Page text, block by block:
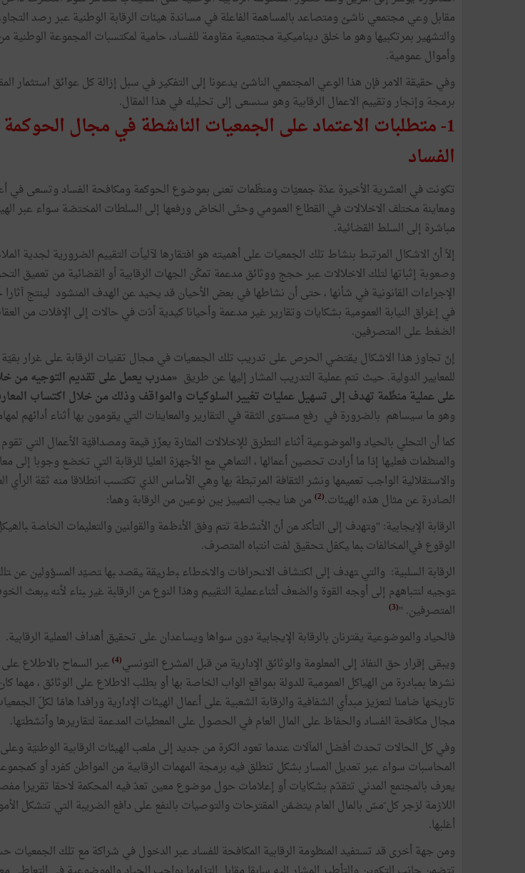
مقابل وعي مجتمعي ناشئ ومتصاعد بالمساهمة الفاعلة في مساندة هيئات الرقابة الوطنية عبر رصد
والتشهير بمرتكبيها وهو ما خلق ديناميكية مجتمعية مقاومة للفساد، حامية لمكتسبات المجموعة
وأموال عمومية.
وفي حقيقة الامر فإن هذا الوعي المجتمعي الناشئ يدعونا إلى التفكير في سبل إزالة كل عوائق استثمار
برمجة وإنجار وتقييم الاعمال الرقابية وهو سنسعى إلى تحليله في هذا المقال.
1- متطلبات الاعتماد على الجمعيات الناشطة في مجال
الفساد
تكونت في العشرية الأخيرة عدّة جمعيّات ومنظّمات تعنى بموضوع الحوكمة ومكافحة الفساد وتسعى في
ومعاينة مختلف الاخلالات في القطاع العمومي وحتّى الخاصّ ورفعها إلى السلطات المختصّة سواء عبر
مباشرة إلى السلط القضائية.
إلاّ أنّ الاشكال المرتبط بنشاط تلك الجمعيات على أهميته هو افتقارها لآلياّت التقييم الضرورية لجدية
وصعوبة إثباتها لتلك الاخلالات عبر حجج ووثائق مدعمة تمكّن الجهات الرقابية أو القضائية من تعميق
الإجراءات القانونية في شأنها ، حتى أن نشاطها في بعض الأحيان قد يحيد عن الهدف المنشود لينتج آثارا
في إغراق النيابة العمومية بشكايات وتقارير غير مدعمة وأحيانا كيدية أدّت في حالات إلى الإفلات من
الضغط على المتصرفين.
إنّ تجاوز هذا الاشكال يقتضي الحرص على تدريب تلك الجمعيات في مجال تقنيات الرقابة على غرار بقيّة
للمعايير الدولية. حيث تتم عملية التدريب المشار إليها عن طريق «مدرب يعمل على تقديم التوجيه من
على عملية منظّمة تهدف إلى تسهيل عمليات تغيير السلوكيات والمواقف وذلك من خلال اكتساب
وهو ما سيساهم بالضرورة في رفع مستوى الثقة في التقارير والمعاينات التي يقومون بها أثناء أدائهم
كما أن التحلي بالحياد والموضوعية أثناء التطرق للإخلالات المثارة يعزّز قيمة ومصداقيّة الأعمال التي
والمنظمات فعليها إذا ما أرادت تحصين أعمالها ، التماهي مع الأجهزة العليا للرقابة التي تخضع وجوبا إلى
والاستقلالية الواجب تعميمها ونشر الثقافة المرتبطة بها وهي الأساس الذي تكتسب انطلاقا منه ثقة الرأي
الصادرة عن مثال هذه الهيئات.(2)
من هنا يجب التمييز بين نوعين من الرقابة وهما:
الرقابة الإيجابية: "ﻭﺘﻬﺩﻑ ﺇﻟﻰ ﺍﻟﺘﺄﻜﺩ ﻤﻥ ﺃﻥّ ﺍﻷﻨﺸﻁﺔ تتم ﻭﻓﻕ ﺍﻷﻨﻅﻤﺔ ﻭﺍﻟﻘﻭﺍﻨﻴﻥ ﻭﺍﻟﺘﻌﻠﻴﻤﺎﺕ ﺍﻟﺨﺎﺼﺔ
ﺍﻟﻭﻗﻭﻉ ﻓﻲﺍﻟﻤﺨﺎلفات ﺒﻤﺎ ﻴﻜﻔل ﺘﺤﻘﻴﻕ لفت انتباه المتصرف.
الرقابة السلبية: ﻭﺍلتي ﺘﻬﺩﻑ ﺇﻟﻰ ﺍﻜﺘﺸﺎﻑ ﺍﻻﻨﺤﺭﺍﻓﺎﺕ والاﺨﻁﺎﺀ ﺒﻁﺭﻴﻘﺔ ﻴﻘﺼﺩ ﺒﻬﺎ ﺘﺼﻴّﺩ ﺍﻟﻤﺴؤﻭﻟﻴﻥ ﻋﻥ
ﺘﻭﺠﻴﻪ ﺍﻨﺘﺒﺎﻫﻬﻡ ﺇﻟﻰ ﺃﻭﺠﻪ ﺍﻟﻘﻭﺓ ﻭﺍﻟﻀﻌﻑ ﺃﺜﻨﺎﺀﻋﻤﻠﻴﺔ التقييم وﻫﺫﺍ ﺍﻟﻨﻭﻉ ﻤﻥ ﺍﻟﺭﻗﺎﺒﺔ ﻏﻴﺭ ﺒﻨﺎﺀ ﻷﻨﻪ ﻴبعث
المتصرفين. "(3)
فالحياد والموضوعية يقترنان بالرقابة الإيجابية دون سواها ويساعدان على تحقيق أهداف العملية الرقابية.
ويبقى إقرار حق النفاذ إلى المعلومة والوثائق الإدارية من قبل المشرع التونسي(4)
عبر السماح بالاطلاع
نشرها بمبادرة من الهياكل العمومية للدولة بمواقع الواب الخاصة بها أو بطلب الاطلاع على الوثائق ، مهما
تاريخها ضامنا لتعزيز مبدأي الشفافية والرقابة الشعبية على أعمال الهيئات الإدارية ورافدا هامّا لكلّ
مجال مكافحة الفساد والحفاظ على المال العام في الحصول على المعطيات المدعمة لتقاريرها وأنشطتها.
وفي كل الحالات تحدث أفضل المآلات عندما تعود الكرة من جديد إلى ملعب الهيئات الرقابية الوطنيّة
المحاسبات سواء عبر تعديل المسار بشكل تنطلق فيه برمجة المهمات الرقابية من المواطن كفرد أو
يعرف بالمجتمع المدني تتقدّم بشكايات أو إعلامات حول موضوع معين تعدّ فيه المحكمة لاحقا تقريرا
اللازمة لزجر كل ّمسّ بالمال العام يتضمّن المقترحات والتوصيات بالنفع على دافع الضريبة التي تتشكل
أغلبها.
ومن جهة أخرى قد تستفيد المنظومة الرقابية المكافحة للفساد عبر الدخول في شراكة مع تلك